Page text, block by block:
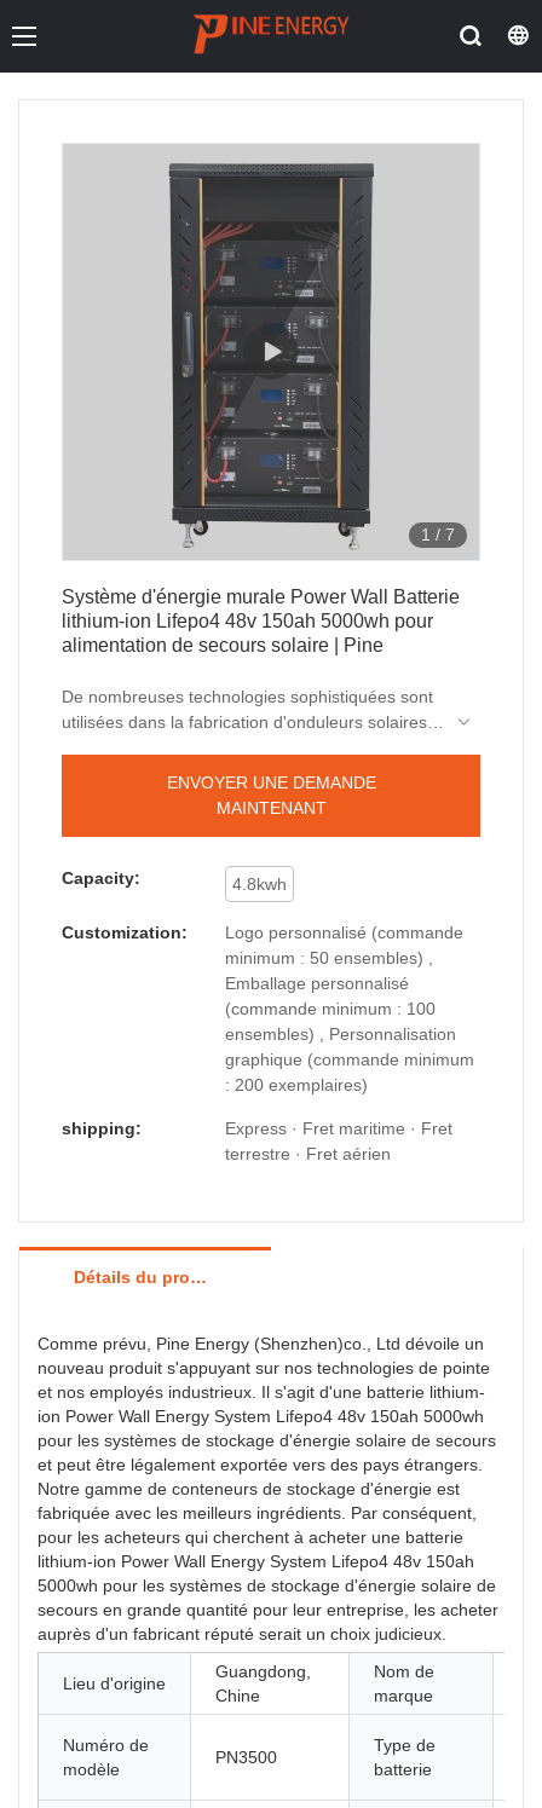
1 / 7
Système d'énergie murale Power Wall Batterie
lithium-ion Lifepo4 48v 150ah 5000wh pour
alimentation de secours solaire | Pine
De nombreuses technologies sophistiquées sont
utilisées dans la fabrication d'onduleurs solaires,
stations portables extérieures et de démarreurs
de voiture. Avec l'amélioration des performances
prouvé qu'il était utilisé dans le domaine des
conteneurs de stockage d'énergie.
ENVOYER UNE DEMANDE
MAINTENANT
Capacity: 4.8kwh
Customization:
Logo personnalisé (commande
minimum : 50 ensembles) ,
Emballage personnalisé
(commande minimum : 100
ensembles) , Personnalisation
graphique (commande minimum
: 200 exemplaires)
shipping:
Express · Fret maritime · Fret
terrestre · Fret aérien
Détails du produit
Comme prévu, Pine Energy (Shenzhen)co., Ltd dévoile un
nouveau produit s'appuyant sur nos technologies de pointe
et nos employés industrieux. Il s'agit d'une batterie lithium-
ion Power Wall Energy System Lifepo4 48v 150ah 5000wh
pour les systèmes de stockage d'énergie solaire de secours
et peut être légalement exportée vers des pays étrangers.
Notre gamme de conteneurs de stockage d'énergie est
fabriquée avec les meilleurs ingrédients. Par conséquent,
pour les acheteurs qui cherchent à acheter une batterie
lithium-ion Power Wall Energy System Lifepo4 48v 150ah
5000wh pour les systèmes de stockage d'énergie solaire de
secours en grande quantité pour leur entreprise, les acheter
auprès d'un fabricant réputé serait un choix judicieux.
Lieu d'origine
Guangdong,
Chine
Nom de
marque
Numéro de
modèle
PN3500
Type de
batterie